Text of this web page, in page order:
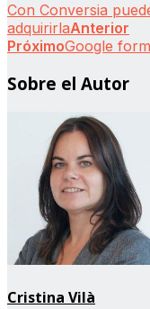
Con Conversia
adquirirlaAnterior
PróximoGoogle
Sobre el Autor
Cristina Vilà